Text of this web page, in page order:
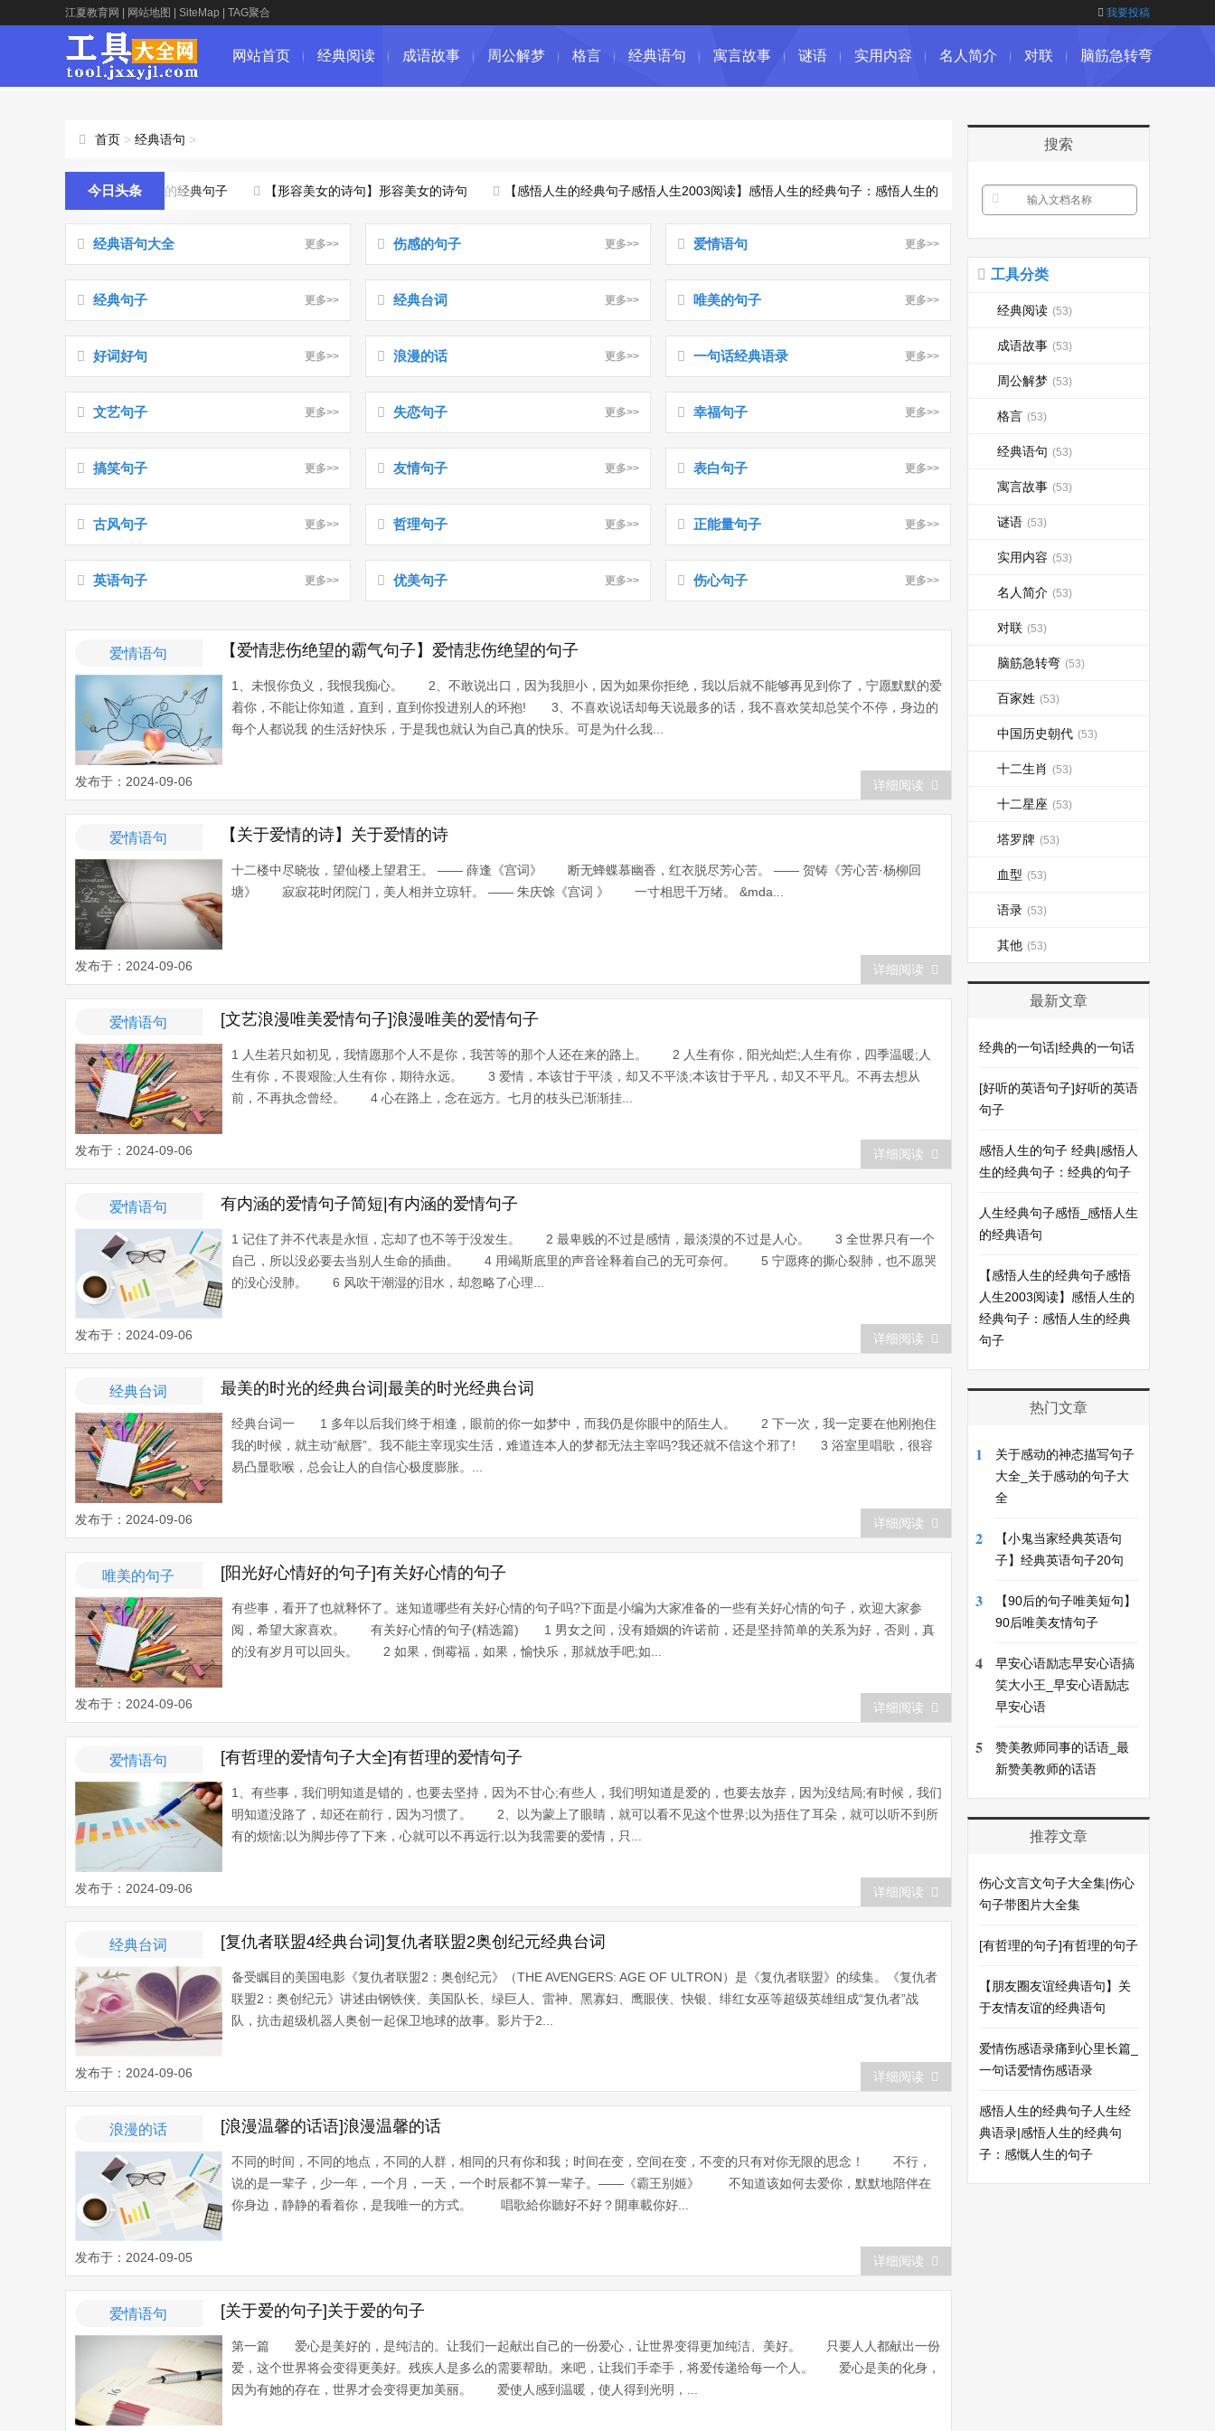
江夏教育网 网站地图 SiteMap TAG聚合 我要投稿
网站首页 经典阅读 成语故事 周公解梦 格言 经典语句 寓言故事 谜语 实用内容 名人简介 对联 脑筋急转弯
首页 > 经典语句 >
今日头条
的经典句子：感悟人生的经典句子 【形容美女的诗句】形容美女的诗句 【感悟人生的经典句子感悟人生2003阅读】感悟人生的经典句子：感悟人生的经典句子 关于友情的句子|关于友情的句子
经典语句大全 更多>> 伤感的句子 更多>> 爱情语句 更多>>
经典句子 更多>> 经典台词 更多>> 唯美的句子 更多>>
好词好句 更多>> 浪漫的话 更多>> 一句话经典语录 更多>>
文艺句子 更多>> 失恋句子 更多>> 幸福句子 更多>>
搞笑句子 更多>> 友情句子 更多>> 表白句子 更多>>
古风句子 更多>> 哲理句子 更多>> 正能量句子 更多>>
英语句子 更多>> 优美句子 更多>> 伤心句子 更多>>
爱情语句 【爱情悲伤绝望的霸气句子】爱情悲伤绝望的句子
1、未恨你负义，我恨我痴心。 2、不敢说出口，因为我胆小，因为如果你拒绝，我以后就不能够再见到你了，宁愿默默的爱
着你，不能让你知道，直到，直到你投进别人的环抱! 3、不喜欢说话却每天说最多的话，我不喜欢笑却总笑个不停，身边的
每个人都说我 的生活好快乐，于是我也就认为自己真的快乐。可是为什么我...
发布于：2024-09-06 详细阅读
爱情语句 【关于爱情的诗】关于爱情的诗
十二楼中尽晓妆，望仙楼上望君王。 —— 薛逢《宫词》 断无蜂蝶慕幽香，红衣脱尽芳心苦。 —— 贺铸《芳心苦·杨柳回
塘》 寂寂花时闭院门，美人相并立琼轩。 —— 朱庆馀《宫词 》 一寸相思千万绪。 &mda...
发布于：2024-09-06 详细阅读
爱情语句 [文艺浪漫唯美爱情句子]浪漫唯美的爱情句子
1 人生若只如初见，我情愿那个人不是你，我苦等的那个人还在来的路上。 2 人生有你，阳光灿烂;人生有你，四季温暖;人
生有你，不畏艰险;人生有你，期待永远。 3 爱情，本该甘于平淡，却又不平淡;本该甘于平凡，却又不平凡。不再去想从
前，不再执念曾经。 4 心在路上，念在远方。七月的枝头已渐渐挂...
发布于：2024-09-06 详细阅读
爱情语句 有内涵的爱情句子简短|有内涵的爱情句子
1 记住了并不代表是永恒，忘却了也不等于没发生。 2 最卑贱的不过是感情，最淡漠的不过是人心。 3 全世界只有一个
自己，所以没必要去当别人生命的插曲。 4 用竭斯底里的声音诠释着自己的无可奈何。 5 宁愿疼的撕心裂肺，也不愿哭
的没心没肺。 6 风吹干潮湿的泪水，却忽略了心理...
发布于：2024-09-06 详细阅读
经典台词 最美的时光的经典台词|最美的时光经典台词
经典台词一 1 多年以后我们终于相逢，眼前的你一如梦中，而我仍是你眼中的陌生人。 2 下一次，我一定要在他刚抱住
我的时候，就主动“献唇”。我不能主宰现实生活，难道连本人的梦都无法主宰吗?我还就不信这个邪了! 3 浴室里唱歌，很容
易凸显歌喉，总会让人的自信心极度膨胀。...
发布于：2024-09-06 详细阅读
唯美的句子 [阳光好心情好的句子]有关好心情的句子
有些事，看开了也就释怀了。迷知道哪些有关好心情的句子吗?下面是小编为大家准备的一些有关好心情的句子，欢迎大家参
阅，希望大家喜欢。 有关好心情的句子(精选篇) 1 男女之间，没有婚姻的许诺前，还是坚持简单的关系为好，否则，真
的没有岁月可以回头。 2 如果，倒霉福，如果，愉快乐，那就放手吧;如...
发布于：2024-09-06 详细阅读
爱情语句 [有哲理的爱情句子大全]有哲理的爱情句子
1、有些事，我们明知道是错的，也要去坚持，因为不甘心;有些人，我们明知道是爱的，也要去放弃，因为没结局;有时候，我们
明知道没路了，却还在前行，因为习惯了。 2、以为蒙上了眼睛，就可以看不见这个世界;以为捂住了耳朵，就可以听不到所
有的烦恼;以为脚步停了下来，心就可以不再远行;以为我需要的爱情，只...
发布于：2024-09-06 详细阅读
经典台词 [复仇者联盟4经典台词]复仇者联盟2奥创纪元经典台词
备受瞩目的美国电影《复仇者联盟2：奥创纪元》（THE AVENGERS: AGE OF ULTRON）是《复仇者联盟》的续集。《复仇者
联盟2：奥创纪元》讲述由钢铁侠、美国队长、绿巨人、雷神、黑寡妇、鹰眼侠、快银、绯红女巫等超级英雄组成“复仇者”战
队，抗击超级机器人奥创一起保卫地球的故事。影片于2...
发布于：2024-09-06 详细阅读
浪漫的话 [浪漫温馨的话语]浪漫温馨的话
不同的时间，不同的地点，不同的人群，相同的只有你和我；时间在变，空间在变，不变的只有对你无限的思念！ 不行，
说的是一辈子，少一年，一个月，一天，一个时辰都不算一辈子。——《霸王别姬》 不知道该如何去爱你，默默地陪伴在
你身边，静静的看着你，是我唯一的方式。 唱歌給你聽好不好？開車載你好...
发布于：2024-09-05 详细阅读
爱情语句 [关于爱的句子]关于爱的句子
第一篇 爱心是美好的，是纯洁的。让我们一起献出自己的一份爱心，让世界变得更加纯洁、美好。 只要人人都献出一份
爱，这个世界将会变得更美好。残疾人是多么的需要帮助。来吧，让我们手牵手，将爱传递给每一个人。 爱心是美的化身，
因为有她的存在，世界才会变得更加美丽。 爱使人感到温暖，使人得到光明，...
搜索
工具分类
经典阅读 (53)
成语故事 (53)
周公解梦 (53)
格言 (53)
经典语句 (53)
寓言故事 (53)
谜语 (53)
实用内容 (53)
名人简介 (53)
对联 (53)
脑筋急转弯 (53)
百家姓 (53)
中国历史朝代 (53)
十二生肖 (53)
十二星座 (53)
塔罗牌 (53)
血型 (53)
语录 (53)
其他 (53)
最新文章
经典的一句话|经典的一句话
[好听的英语句子]好听的英语
句子
感悟人生的句子 经典|感悟人
生的经典句子：经典的句子
人生经典句子感悟_感悟人生
的经典语句
【感悟人生的经典句子感悟
人生2003阅读】感悟人生的
经典句子：感悟人生的经典
句子
热门文章
1
关于感动的神态描写句子
大全_关于感动的句子大
全
2
【小鬼当家经典英语句
子】经典英语句子20句
3
【90后的句子唯美短句】
90后唯美友情句子
4
早安心语励志早安心语搞
笑大小王_早安心语励志
早安心语
5
赞美教师同事的话语_最
新赞美教师的话语
推荐文章
伤心文言文句子大全集|伤心
句子带图片大全集
[有哲理的句子]有哲理的句子
【朋友圈友谊经典语句】关
于友情友谊的经典语句
爱情伤感语录痛到心里长篇_
一句话爱情伤感语录
感悟人生的经典句子人生经
典语录|感悟人生的经典句
子：感慨人生的句子